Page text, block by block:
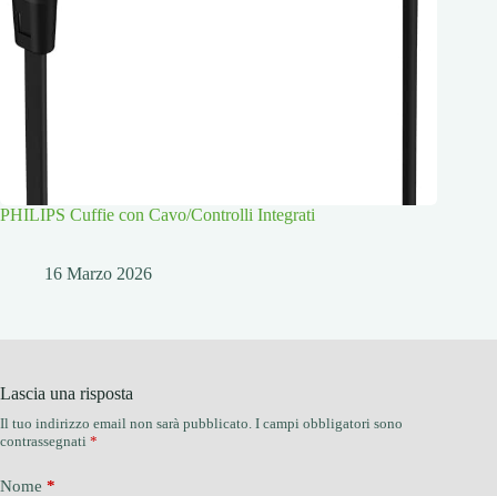
PHILIPS Cuffie con Cavo/Controlli Integrati
16 Marzo 2026
Lascia una risposta
Il tuo indirizzo email non sarà pubblicato. I campi obbligatori sono
contrassegnati *
Nome *